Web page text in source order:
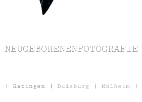
NEUGEBORENENFOTOGRAFIE
| Ratingen | Duisburg | Mülheim |